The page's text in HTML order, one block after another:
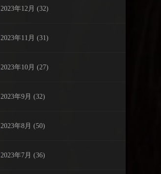
2023年12月 (32)
2023年11月 (31)
2023年10月 (27)
2023年9月 (32)
2023年8月 (50)
2023年7月 (36)